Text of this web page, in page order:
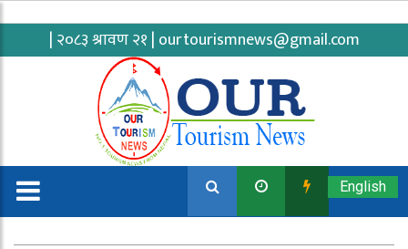
| २०८३ श्रावण २१ | ourtourismnews@gmail.com
English